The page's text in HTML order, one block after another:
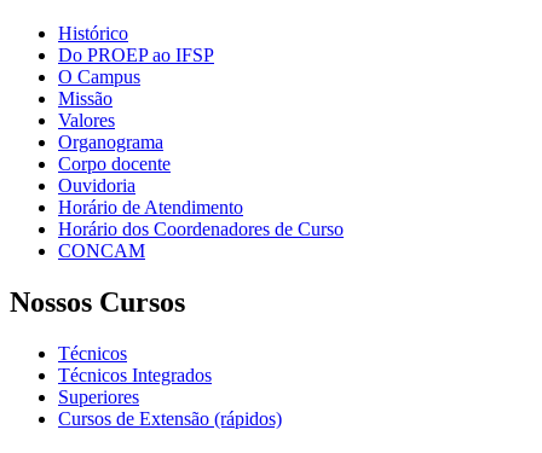
Histórico
Do PROEP ao IFSP
O Campus
Missão
Valores
Organograma
Corpo docente
Ouvidoria
Horário de Atendimento
Horário dos Coordenadores de Curso
CONCAM
Nossos Cursos
Técnicos
Técnicos Integrados
Superiores
Cursos de Extensão (rápidos)